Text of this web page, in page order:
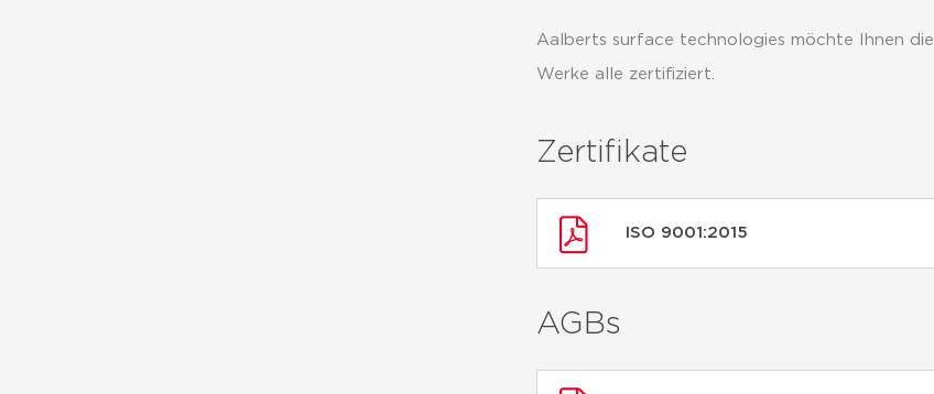
Aalberts surface technologies möchte Ihnen die
Werke alle zertifiziert.
Zertifikate
ISO 9001:2015
AGBs